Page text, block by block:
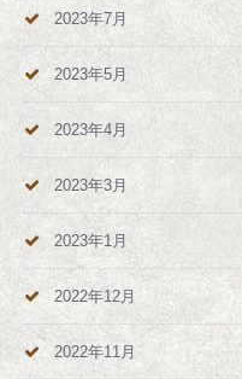
2023年7月
2023年5月
2023年4月
2023年3月
2023年1月
2022年12月
2022年11月